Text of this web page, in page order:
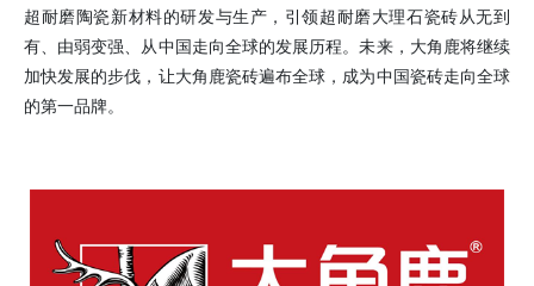
超耐磨陶瓷新材料的研发与生产，引领超耐磨大理石瓷砖从无到
有、由弱变强、从中国走向全球的发展历程。未来，大角鹿将继续
加快发展的步伐，让大角鹿瓷砖遍布全球，成为中国瓷砖走向全球
的第一品牌。